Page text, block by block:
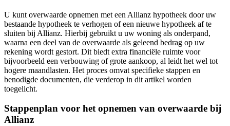
U kunt overwaarde opnemen met een Allianz hypotheek door uw
bestaande hypotheek te verhogen of een nieuwe hypotheek af te
sluiten bij Allianz. Hierbij gebruikt u uw woning als onderpand,
waarna een deel van de overwaarde als geleend bedrag op uw
rekening wordt gestort. Dit biedt extra financiële ruimte voor
bijvoorbeeld een verbouwing of grote aankoop, al leidt het wel tot
hogere maandlasten. Het proces omvat specifieke stappen en
benodigde documenten, die verderop in dit artikel worden
toegelicht.
Stappenplan voor het opnemen van overwaarde bij
Allianz